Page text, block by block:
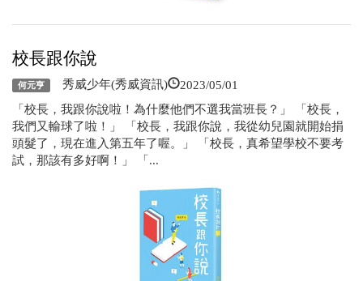
校長跟你說
何元亨 秀威少年(秀威資訊) 2023/05/01
「校長，我跟你說啦！為什麼他們不選我當班長？」 「校長，
我們又輸球了啦！」 「校長，我跟你說，我從幼兒園就開始捐
頭髮了，現在進入第五年了喔。」 「校長，真希望學校不要考
試，那該有多好啊！」 「...